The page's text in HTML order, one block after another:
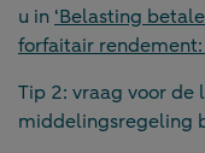
u in ‘Belasting
forfaitair rendement:
Tip 2: vraag voor de
middelingsregeling